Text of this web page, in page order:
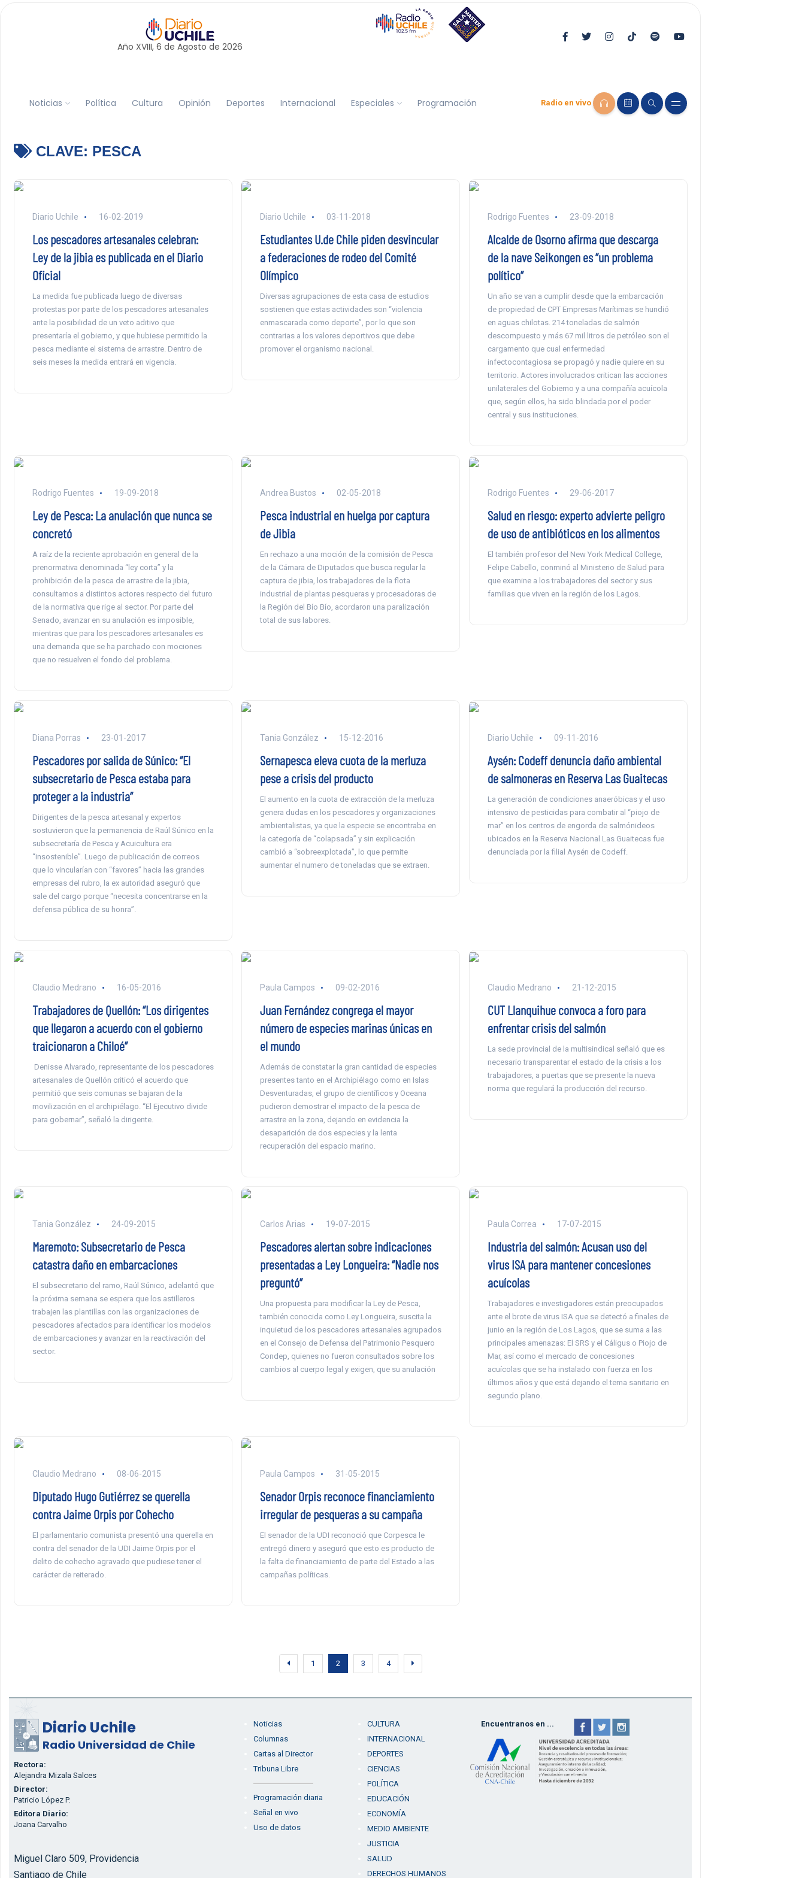
Año XVIII, 6 de Agosto de 2026
Noticias Política Cultura Opinión Deportes Internacional Especiales Programación Radio en vivo
CLAVE: PESCA
Diario Uchile 16-02-2019
Los pescadores artesanales celebran:
Ley de la jibia es publicada en el Diario
Oficial
La medida fue publicada luego de diversas
protestas por parte de los pescadores artesanales
ante la posibilidad de un veto aditivo que
presentaría el gobierno, y que hubiese permitido la
pesca mediante el sistema de arrastre. Dentro de
seis meses la medida entrará en vigencia.
Diario Uchile 03-11-2018
Estudiantes U.de Chile piden desvincular
a federaciones de rodeo del Comité
Olímpico
Diversas agrupaciones de esta casa de estudios
sostienen que estas actividades son “violencia
enmascarada como deporte”, por lo que son
contrarias a los valores deportivos que debe
promover el organismo nacional.
Rodrigo Fuentes 23-09-2018
Alcalde de Osorno afirma que descarga
de la nave Seikongen es “un problema
político”
Un año se van a cumplir desde que la embarcación
de propiedad de CPT Empresas Marítimas se hundió
en aguas chilotas. 214 toneladas de salmón
descompuesto y más 67 mil litros de petróleo son el
cargamento que cual enfermedad
infectocontagiosa se propagó y nadie quiere en su
territorio. Actores involucrados critican las acciones
unilaterales del Gobierno y a una compañía acuícola
que, según ellos, ha sido blindada por el poder
central y sus instituciones.
Rodrigo Fuentes 19-09-2018
Ley de Pesca: La anulación que nunca se
concretó
A raíz de la reciente aprobación en general de la
prenormativa denominada “ley corta” y la
prohibición de la pesca de arrastre de la jibia,
consultamos a distintos actores respecto del futuro
de la normativa que rige al sector. Por parte del
Senado, avanzar en su anulación es imposible,
mientras que para los pescadores artesanales es
una demanda que se ha parchado con mociones
que no resuelven el fondo del problema.
Andrea Bustos 02-05-2018
Pesca industrial en huelga por captura
de Jibia
En rechazo a una moción de la comisión de Pesca
de la Cámara de Diputados que busca regular la
captura de jibia, los trabajadores de la flota
industrial de plantas pesqueras y procesadoras de
la Región del Bío Bío, acordaron una paralización
total de sus labores.
Rodrigo Fuentes 29-06-2017
Salud en riesgo: experto advierte peligro
de uso de antibióticos en los alimentos
El también profesor del New York Medical College,
Felipe Cabello, conminó al Ministerio de Salud para
que examine a los trabajadores del sector y sus
familias que viven en la región de los Lagos.
Diana Porras 23-01-2017
Pescadores por salida de Súnico: “El
subsecretario de Pesca estaba para
proteger a la industria”
Dirigentes de la pesca artesanal y expertos
sostuvieron que la permanencia de Raúl Súnico en la
subsecretaría de Pesca y Acuicultura era
“insostenible”. Luego de publicación de correos
que lo vincularían con “favores” hacia las grandes
empresas del rubro, la ex autoridad aseguró que
sale del cargo porque “necesita concentrarse en la
defensa pública de su honra”.
Tania González 15-12-2016
Sernapesca eleva cuota de la merluza
pese a crisis del producto
El aumento en la cuota de extracción de la merluza
genera dudas en los pescadores y organizaciones
ambientalistas, ya que la especie se encontraba en
la categoría de “colapsada” y sin explicación
cambió a “sobreexplotada”, lo que permite
aumentar el numero de toneladas que se extraen.
Diario Uchile 09-11-2016
Aysén: Codeff denuncia daño ambiental
de salmoneras en Reserva Las Guaitecas
La generación de condiciones anaeróbicas y el uso
intensivo de pesticidas para combatir al “piojo de
mar” en los centros de engorda de salmónideos
ubicados en la Reserva Nacional Las Guaitecas fue
denunciada por la filial Aysén de Codeff.
Claudio Medrano 16-05-2016
Trabajadores de Quellón: “Los dirigentes
que llegaron a acuerdo con el gobierno
traicionaron a Chiloé”
Denisse Alvarado, representante de los pescadores
artesanales de Quellón criticó el acuerdo que
permitió que seis comunas se bajaran de la
movilización en el archipiélago. “El Ejecutivo divide
para gobernar”, señaló la dirigente.
Paula Campos 09-02-2016
Juan Fernández congrega el mayor
número de especies marinas únicas en
el mundo
Además de constatar la gran cantidad de especies
presentes tanto en el Archipiélago como en Islas
Desventuradas, el grupo de científicos y Oceana
pudieron demostrar el impacto de la pesca de
arrastre en la zona, dejando en evidencia la
desaparición de dos especies y la lenta
recuperación del espacio marino.
Claudio Medrano 21-12-2015
CUT Llanquihue convoca a foro para
enfrentar crisis del salmón
La sede provincial de la multisindical señaló que es
necesario transparentar el estado de la crisis a los
trabajadores, a puertas que se presente la nueva
norma que regulará la producción del recurso.
Tania González 24-09-2015
Maremoto: Subsecretario de Pesca
catastra daño en embarcaciones
El subsecretario del ramo, Raúl Súnico, adelantó que
la próxima semana se espera que los astilleros
trabajen las plantillas con las organizaciones de
pescadores afectados para identificar los modelos
de embarcaciones y avanzar en la reactivación del
sector.
Carlos Arias 19-07-2015
Pescadores alertan sobre indicaciones
presentadas a Ley Longueira: “Nadie nos
preguntó”
Una propuesta para modificar la Ley de Pesca,
también conocida como Ley Longueira, suscita la
inquietud de los pescadores artesanales agrupados
en el Consejo de Defensa del Patrimonio Pesquero
Condep, quienes no fueron consultados sobre los
cambios al cuerpo legal y exigen, que su anulación
Paula Correa 17-07-2015
Industria del salmón: Acusan uso del
virus ISA para mantener concesiones
acuícolas
Trabajadores e investigadores están preocupados
ante el brote de virus ISA que se detectó a finales de
junio en la región de Los Lagos, que se suma a las
principales amenazas: El SRS y el Cáligus o Piojo de
Mar, así como el mercado de concesiones
acuícolas que se ha instalado con fuerza en los
últimos años y que está dejando el tema sanitario en
segundo plano.
Claudio Medrano 08-06-2015
Diputado Hugo Gutiérrez se querella
contra Jaime Orpis por Cohecho
El parlamentario comunista presentó una querella en
contra del senador de la UDI Jaime Orpis por el
delito de cohecho agravado que pudiese tener el
carácter de reiterado.
Paula Campos 31-05-2015
Senador Orpis reconoce financiamiento
irregular de pesqueras a su campaña
El senador de la UDI reconoció que Corpesca le
entregó dinero y aseguró que esto es producto de
la falta de financiamiento de parte del Estado a las
campañas políticas.
1 2 3 4
Diario Uchile
Radio Universidad de Chile
Rectora:
Alejandra Mizala Salces
Director:
Patricio López P.
Editora Diario:
Joana Carvalho
Miguel Claro 509, Providencia
Santiago de Chile
Noticias
Columnas
Cartas al Director
Tribuna Libre
Programación diaria
Señal en vivo
Uso de datos
CULTURA
INTERNACIONAL
DEPORTES
CIENCIAS
POLÍTICA
EDUCACIÓN
ECONOMÍA
MEDIO AMBIENTE
JUSTICIA
SALUD
DERECHOS HUMANOS
Encuentranos en ...